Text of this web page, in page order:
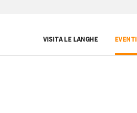
VISITA LE LANGHE EVENTI